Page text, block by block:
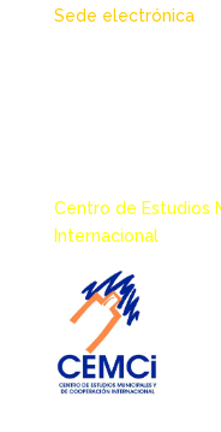
Sede electrónica
Centro de Estudios
Internacional